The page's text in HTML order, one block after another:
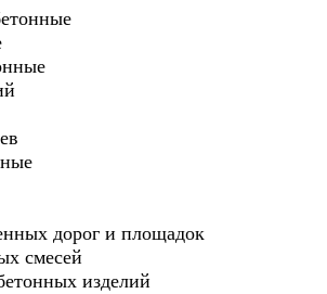
дорог и площадок
смесей
изделий